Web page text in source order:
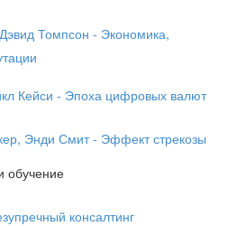
Томпсон - Экономика,
Кейси - Эпоха цифровых валют
Энди Смит - Эффект стрекозы
обучение
консалтинг